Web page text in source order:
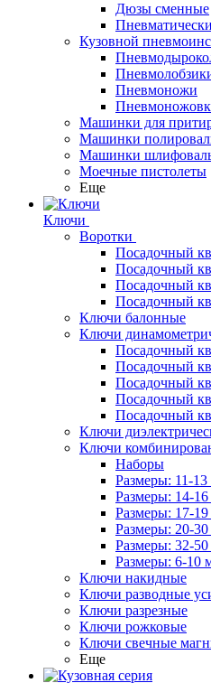
Дюзы сменные
Кузовной
Пневмоножи
Машинки для
Машинки
Машинки
Моечные пистолеты
Еще
Ключи
Воротки
Посадочный
Посадочный
Посадочный
Посадочный
Ключи балонные
Ключи
Посадочный
Посадочный
Посадочный
Посадочный
Посадочный
Ключи
Ключи
Наборы
Размеры: 11-
Размеры: 14-
Размеры: 17-
Размеры: 20-
Размеры: 32-
Размеры: 6-10
Ключи накидные
Ключи разводные
Ключи разрезные
Ключи рожковые
Ключи свечные
Еще